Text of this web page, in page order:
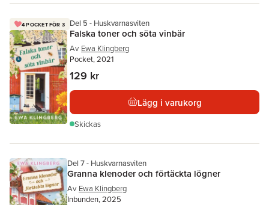
4 POCKET FÖR 3 Del 5 - Huskvarnasviten
Falska toner och söta vinbär
Av Ewa Klingberg
Pocket, 2021
129 kr
Lägg i varukorg
Skickas
Del 7 - Huskvarnasviten
Granna klenoder och förtäckta lögner
Av Ewa Klingberg
Inbunden, 2025